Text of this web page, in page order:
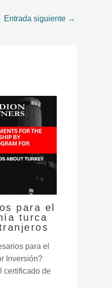
Entrada siguiente →
para el
turca
para el
Inversión?
certificado de